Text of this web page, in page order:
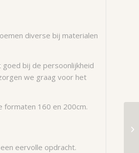
diverse bij materialen
bij de persoonlijkheid
we graag voor het
formaten 160 en 200cm.
eervolle opdracht.